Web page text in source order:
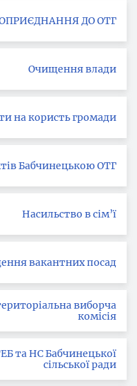
ДО ОТГ
Очищення влади
на користь громади
Бабчинецькою ОТГ
Насильство в сім’ї
вакантних посад
виборча
комісія
та НС Бабчинецької
сільської ради